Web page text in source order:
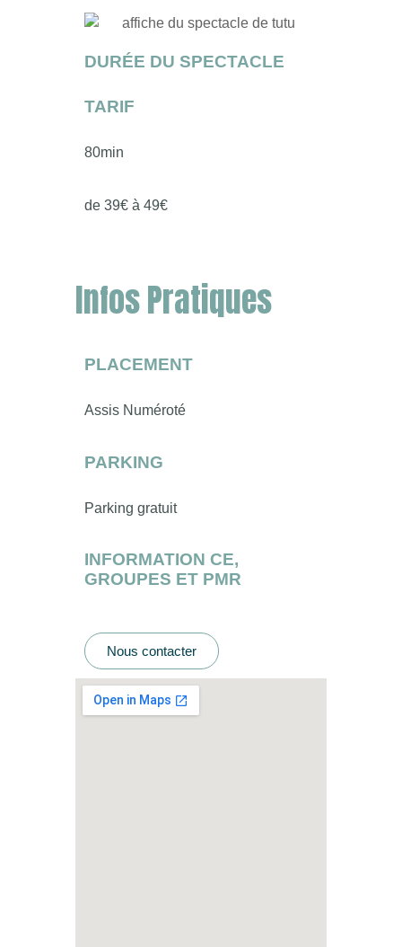
DURÉE DU SPECTACLE
TARIF
80min
de 39€ à 49€
Infos Pratiques
PLACEMENT
Assis Numéroté
PARKING
Parking gratuit
INFORMATION CE,
GROUPES ET PMR
Nous contacter